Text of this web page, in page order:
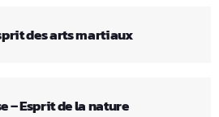
des arts martiaux
– Esprit de la nature